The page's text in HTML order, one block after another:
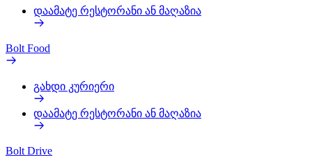
დაამატე რესტორანი ან მაღაზია
Bolt Food
გახდი კურიერი
დაამატე რესტორანი ან მაღაზია
Bolt Drive